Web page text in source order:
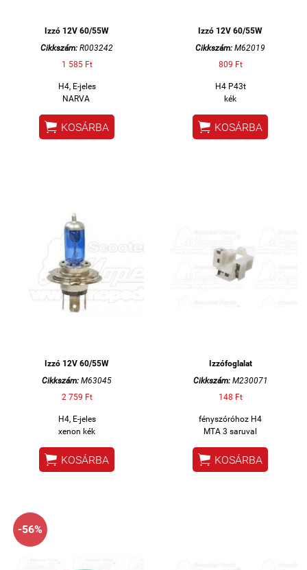
Izzó 12V 60/55W
Cikkszám: R003242
1 585 Ft
H4, E-jeles
NARVA
 KOSÁRBA
Izzó 12V 60/55W
Cikkszám: M62019
809 Ft
H4 P43t
kék
 KOSÁRBA
Izzó 12V 60/55W
Cikkszám: M63045
2 759 Ft
H4, E-jeles
xenon kék
 KOSÁRBA
Izzófoglalat
Cikkszám:M230071
148 Ft
fényszóróhoz H4
MTA 3 saruval
 KOSÁRBA
-56%